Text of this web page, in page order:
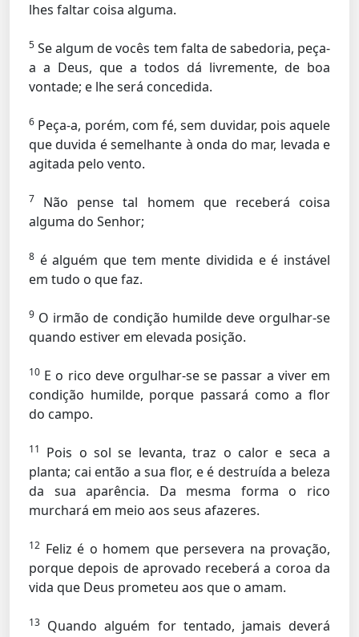
lhes faltar coisa alguma.
5 Se algum de vocês tem falta de sabedoria, peça-
a a Deus, que a todos dá livremente, de boa
vontade; e lhe será concedida.
6 Peça-a, porém, com fé, sem duvidar, pois aquele
que duvida é semelhante à onda do mar, levada e
agitada pelo vento.
7
Não pense tal homem que receberá coisa
alguma do Senhor;
8 é alguém que tem mente dividida e é instável
em tudo o que faz.
9 O irmão de condição humilde deve orgulhar-se
quando estiver em elevada posição.
10 E o rico deve orgulhar-se se passar a viver em
condição humilde, porque passará como a flor
do campo.
11
Pois o sol se levanta, traz o calor e seca a
planta; cai então a sua flor, e é destruída a beleza
da sua aparência. Da mesma forma o rico
murchará em meio aos seus afazeres.
12 Feliz é o homem que persevera na provação,
porque depois de aprovado receberá a coroa da
vida que Deus prometeu aos que o amam.
13 Quando alguém for tentado, jamais deverá